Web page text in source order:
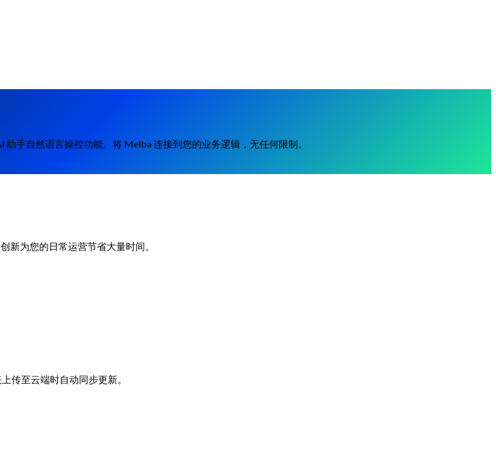
手自然语言操控功能。将 Melba 连接到您的业务逻辑，无任何限制。
新为您的日常运营节省大量时间。
传至云端时自动同步更新。